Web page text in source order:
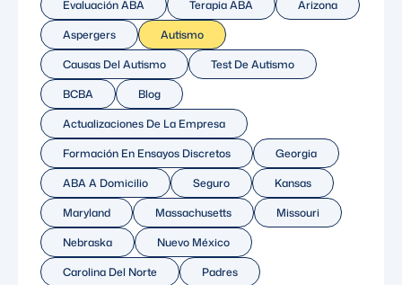
Evaluación ABA Terapia ABA
Arizona
Aspergers
Autismo
Causas Del Autismo
Test De Autismo
BCBA
Blog
Actualizaciones De La Empresa
Formación En Ensayos Discretos
Georgia
ABA A Domicilio
Seguro
Kansas
Maryland
Massachusetts
Missouri
Nebraska
Nuevo México
Carolina Del Norte
Padres